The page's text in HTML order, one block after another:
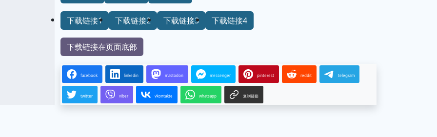
下载链接1 下载链接2 下载链接3 下载链接4
下载链接在页面底部
facebook linkedin mastodon messenger pinterest reddit telegram
twitter viber vkontakte whatsapp 复制链接